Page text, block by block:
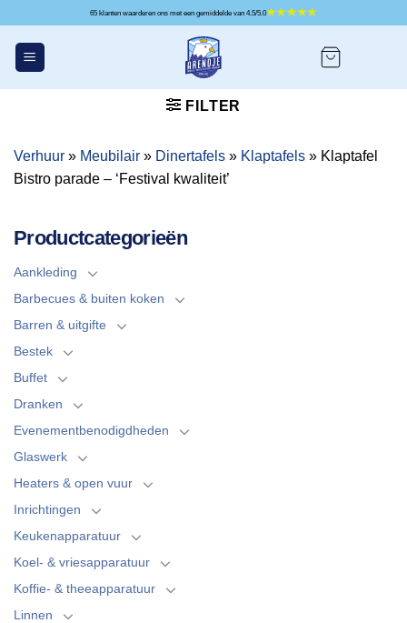
inhoud
65 klanten waarderen ons met een gemiddelde van 4.5/5.0
FILTER
Verhuur » Meubilair » Dinertafels » Klaptafels » Klaptafel
Bistro parade – ‘Festival kwaliteit’
Productcategorieën
Aankleding
Barbecues & buiten koken
Barren & uitgifte
Bestek
Buffet
Dranken
Evenementbenodigdheden
Glaswerk
Heaters & open vuur
Inrichtingen
Keukenapparatuur
Koel- & vriesapparatuur
Koffie- & theeapparatuur
Linnen